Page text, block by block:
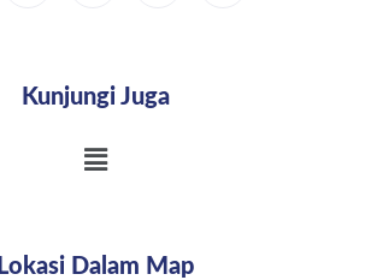
Kunjungi Juga
Lokasi Dalam Map